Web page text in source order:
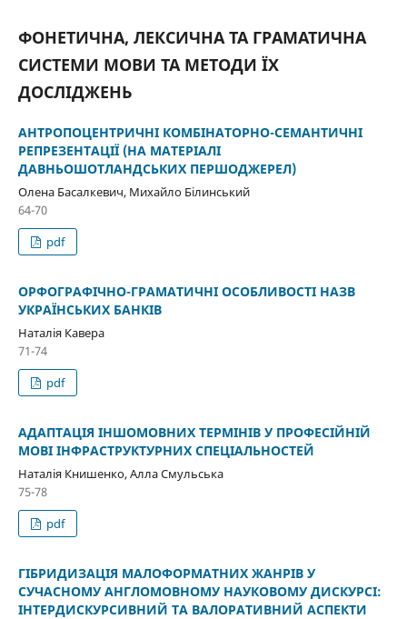
ФОНЕТИЧНА, ЛЕКСИЧНА ТА ГРАМАТИЧНА
СИСТЕМИ МОВИ ТА МЕТОДИ ЇХ
ДОСЛІДЖЕНЬ
АНТРОПОЦЕНТРИЧНІ КОМБІНАТОРНО-СЕМАНТИЧНІ
РЕПРЕЗЕНТАЦІЇ (НА МАТЕРІАЛІ
ДАВНЬОШОТЛАНДСЬКИХ ПЕРШОДЖЕРЕЛ)
Олена Басалкевич, Михайло Білинський
64-70
pdf
ОРФОГРАФІЧНО-ГРАМАТИЧНІ ОСОБЛИВОСТІ НАЗВ
УКРАЇНСЬКИХ БАНКІВ
Наталія Кавера
71-74
pdf
АДАПТАЦІЯ ІНШОМОВНИХ ТЕРМІНІВ У ПРОФЕСІЙНІЙ
МОВІ ІНФРАСТРУКТУРНИХ СПЕЦІАЛЬНОСТЕЙ
Наталія Книшенко, Алла Смульська
75-78
pdf
ГІБРИДИЗАЦІЯ МАЛОФОРМАТНИХ ЖАНРІВ У
СУЧАСНОМУ АНГЛОМОВНОМУ НАУКОВОМУ ДИСКУРСІ:
ІНТЕРДИСКУРСИВНИЙ ТА ВАЛОРАТИВНИЙ АСПЕКТИ